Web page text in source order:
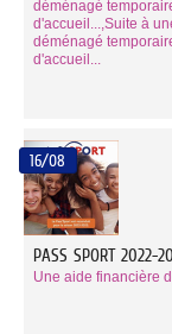
déménagé
d'accueil...,Suite à
déménagé
d'accueil...
16/08
PASS SPORT 2022-
Une aide financière